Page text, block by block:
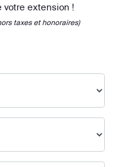
votre extension !
taxes et honoraires)